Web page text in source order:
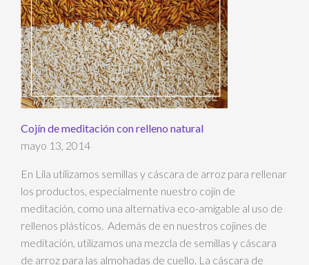
Cojín de meditación con relleno natural
mayo 13, 2014
En Lila utilizamos semillas y cáscara de arroz para rellenar
los productos, especialmente nuestro cojín de
meditación, como una alternativa eco-amigable al uso de
rellenos plásticos. Además de en nuestros cojines de
meditación, utilizamos una mezcla de semillas y cáscara
de arroz para las almohadas de cuello. La cáscara de